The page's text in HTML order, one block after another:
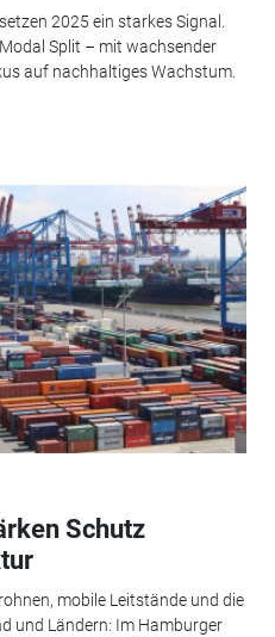
2025 ein starkes Signal.
Split – mit wachsender
auf nachhaltiges Wachstum.
Schutz
mobile Leitstände und die
und Ländern: Im Hamburger